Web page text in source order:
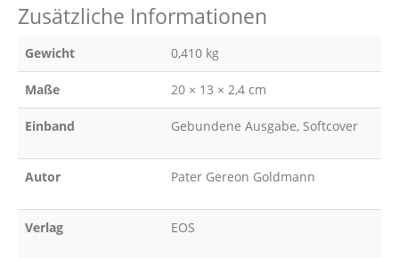
Zusätzliche Informationen
Gewicht 0,410 kg
Maße 20 × 13 × 2,4 cm
Einband Gebundene Ausgabe, Softcover
Autor Pater Gereon Goldmann
Verlag EOS